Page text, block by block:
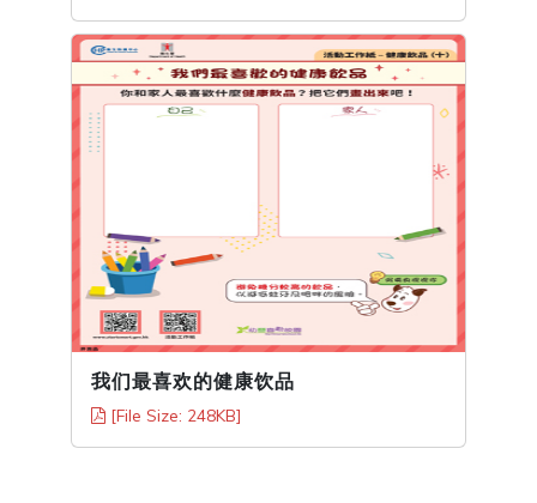
我们最喜欢的健康饮品
[File Size: 248KB]